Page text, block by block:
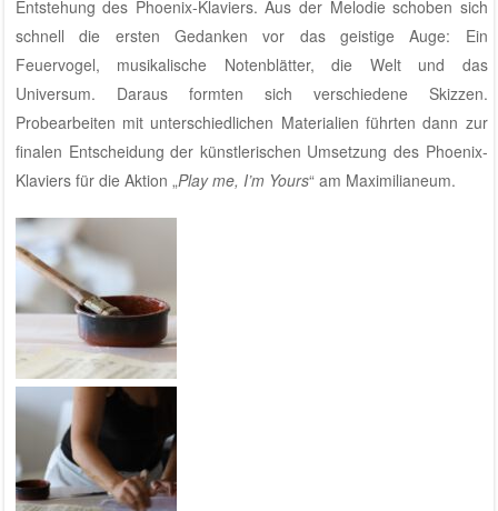
Entstehung des Phoenix-Klaviers. Aus der Melodie schoben sich
schnell die ersten Gedanken vor das geistige Auge: Ein
Feuervogel, musikalische Notenblätter, die Welt und das
Universum. Daraus formten sich verschiedene Skizzen.
Probearbeiten mit unterschiedlichen Materialien führten dann zur
finalen Entscheidung der künstlerischen Umsetzung des Phoenix-
Klaviers für die Aktion „Play me, I’m Yours“ am Maximilianeum.